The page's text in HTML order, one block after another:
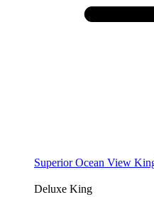
Superior Ocean View
Deluxe King